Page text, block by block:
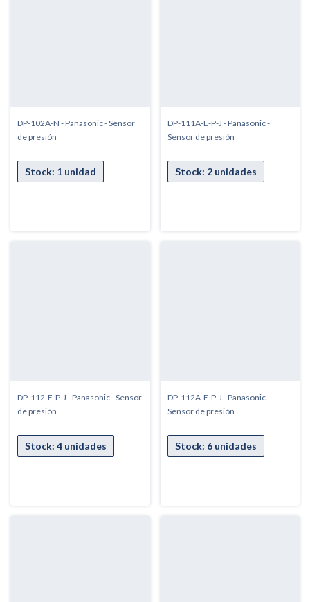
DP-102A-N - Panasonic - Sensor
de presión
DP-111A-E-P-J - Panasonic -
Sensor de presión
DP-112-E-P-J - Panasonic - Sensor
de presión
DP-112A-E-P-J - Panasonic -
Sensor de presión